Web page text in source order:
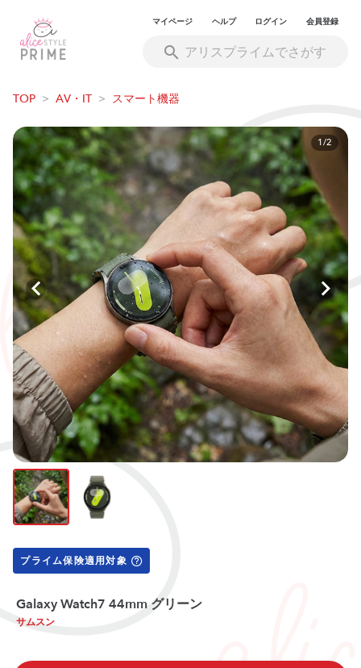
マイページ ヘルプ ログイン 会員登録
TOP > AV・IT > スマート機器
1/2
プライム保険適用対象
Galaxy Watch7 44mm グリーン
サムスン